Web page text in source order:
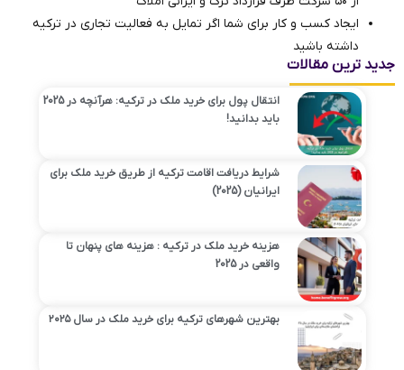
ایجاد کسب و کار برای شما اگر تمایل به فعالیت تجاری در ترکیه
داشته باشید
جدید ترین مقالات
انتقال پول برای خرید ملک در ترکیه: هرآنچه در 2025
باید بدانید!
شرایط دریافت اقامت ترکیه از طریق خرید ملک برای
ایرانیان (2025)
هزینه‌ خرید ملک در ترکیه : هزینه های پنهان تا
واقعی در 2025
بهترین شهرهای ترکیه برای خرید ملک در سال ۲۰۲۵